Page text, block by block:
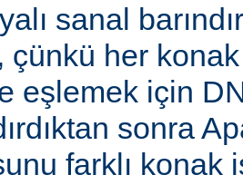
sanal
çünkü her
eşlemek için
sonra
farklı konak